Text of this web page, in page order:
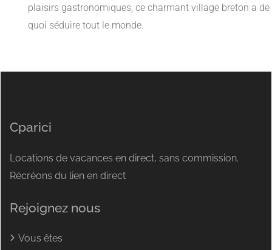
plaisirs gastronomiques, ce charmant village breton a de
quoi séduire tout le monde.
Cparici
Locations de vacances en direct, sans commission.
Récréons du lien en direct
Rejoignez nous
Vous êtes